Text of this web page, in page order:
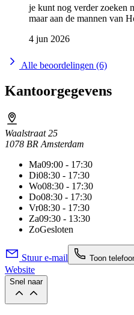
je kunt nog verder zoeken
maar aan de mannen van
4 jun 2026
Alle beoordelingen (6)
Kantoorgegevens
Waalstraat 25
1078 BR Amsterdam
Ma09:00 - 17:30
Di08:30 - 17:30
Wo08:30 - 17:30
Do08:30 - 17:30
Vr08:30 - 17:30
Za09:30 - 13:30
ZoGesloten
Stuur e-mail Toon
Website
Snel naar